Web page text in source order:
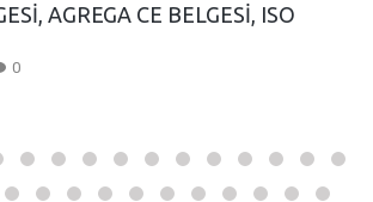
AGREGA CE BELGESI, ISO
0